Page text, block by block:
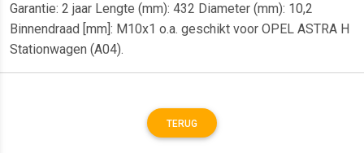
Garantie: 2 jaar Lengte (mm): 432 Diameter (mm): 10,2
Binnendraad [mm]: M10x1 o.a. geschikt voor OPEL ASTRA H
Stationwagen (A04).
TERUG